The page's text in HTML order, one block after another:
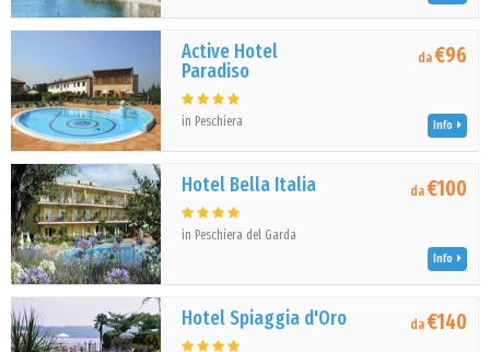
Active Hotel
Paradiso
in Peschiera
da€96
Info
Hotel Bella Italia
in Peschiera del Garda
da€100
Info
Hotel Spiaggia d'Oro da€140